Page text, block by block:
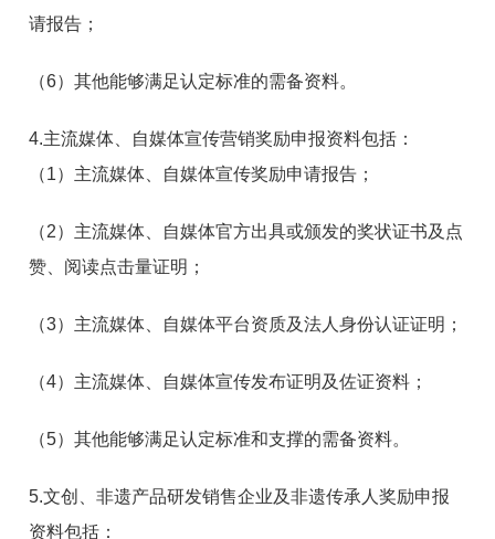
请报告；
（6）其他能够满足认定标准的需备资料。
4.主流媒体、自媒体宣传营销奖励申报资料包括：
（1）主流媒体、自媒体宣传奖励申请报告；
（2）主流媒体、自媒体官方出具或颁发的奖状证书及点
赞、阅读点击量证明；
（3）主流媒体、自媒体平台资质及法人身份认证证明；
（4）主流媒体、自媒体宣传发布证明及佐证资料；
（5）其他能够满足认定标准和支撑的需备资料。
5.文创、非遗产品研发销售企业及非遗传承人奖励申报
资料包括：